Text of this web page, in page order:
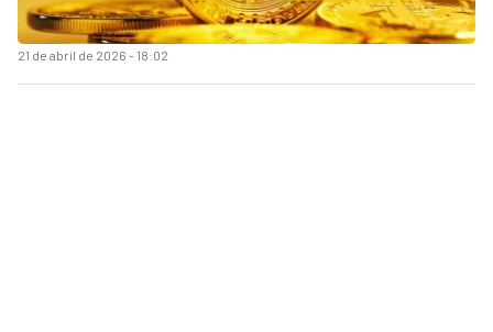
21 de abril de 2026 - 18:02